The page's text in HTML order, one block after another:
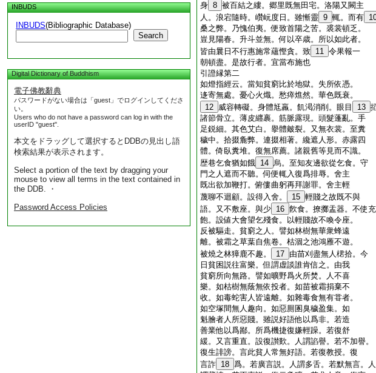
INBUDS
INBUDS(Bibliographic Database)
Search
Digital Dictionary of Buddhism
電子佛教辭典
パスワードがない場合は「guest」でログインしてくださ
い。
Users who do not have a password can log in with the
userID "guest".
本文をドラッグして選択するとDDBの見出し語
検索結果が表示されます。
Select a portion of the text by dragging your
mouse to view all terms in the text contained in
the DDB. ・
Password Access Policies
身 8 被百結之縷。郷里既無田宅。洛陽又闕主
人。浪宕隨時。巑岏度日。雖慚靈 9 輒。而有
桑之弊。乃愧伯夷。便致首陽之苦。裘裳頓乏。
豈見陽春。升斗並無。何以卒歳。所以如此者。
皆由曩日不行惠施常蘊慳貪。致 11 令果報一
朝頓盡。是故行者。宜當布施也
引證縁第二
如燈指經云。當知貧窮比於地獄。失所依憑。
迻寄無處。憂心火熾。愁瘁燋然。華色既衰。
12 威容轉礙。身體尪羸。飢渇消削。眼目 13
諸節骨立。薄皮纒裹。筋脈露現。頭髮蓬亂。手
足鋭細。其色艾白。擧體皴裂。又無衣裳。至糞
穢中。拾掇麁弊。連掇相著。纔遮人形。赤露四
體。倚臥糞堆。復無席薦。諸親舊等見而不識。
歴巷乞食猶如餓 14 烏。至知友邊欲從乞食。守
門之人遮而不聽。伺便輒入復爲排辱。舍主
既出欲加鞭打。俯僂曲躬再拜謝罪。舍主輕
蔑聊不迴顧。設得入舍。
15 輕賤之故既不與
語。又不敷座。與少 16 飮食。撩擲盂器。不使充
飽。設値大會望乞殘食。以輕賤故不喚令座。
反被驅走。貧窮之人。譬如林樹無華衆蜂遠
離。被霜之草葉自焦卷。枯涸之池鴻雁不遊。
被燒之林獐鹿不趣。
17 由苗刈盡無人桾拾。今
日貧困説往富樂。但謂虚談誰肯信之。由我
貧窮所向無路。譬如曠野爲火所焚。人不喜
樂。如枯樹無蔭無依投者。如苗被霜捐棄不
收。如毒蛇害人皆遠離。如雜毒食無有甞者。
如空塚間無人趣向。如惡厠圂臭穢盈集。如
魁膾者人所惡賤。雖説好語他以爲非。若造
善業他以爲鄙。所爲機捷復嫌輕躁。若復舒
緩。又言重直。設復讃歎。人謂諂譽。若不加譽。
復生誹謗。言此貧人常無好語。若復教授。復
言詐 18 爲。若廣言説。人謂多舌。若默無言。人